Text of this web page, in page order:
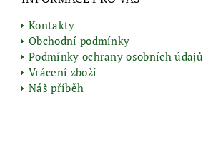
Kontakty
Obchodní podmínky
Podmínky ochrany osobních údajů
Vrácení zboží
Náš příběh